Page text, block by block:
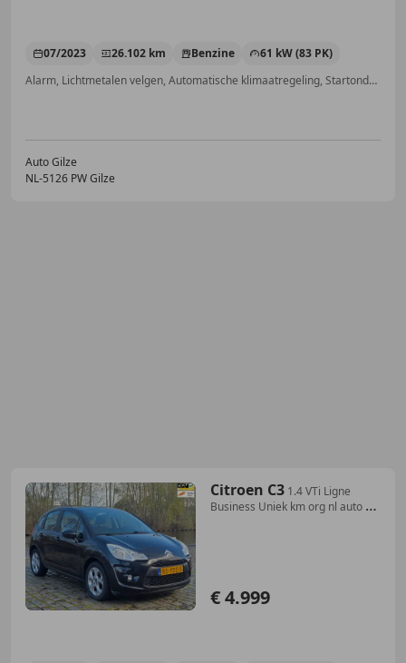
07/2023 26.102 km Benzine
61 kW (83 PK)
Alarm, Lichtmetalen velgen, Automatische klimaatregeling, Startonderbreker, LED dagrijverlichting, Elektrisch verstelbare buitenspiegels, Radio, Getinte ramen
Auto Gilze
NL-5126 PW Gilze
Citroen C3 1.4 VTi Ligne
Business Uniek km org nl auto 1e
€ 4.999